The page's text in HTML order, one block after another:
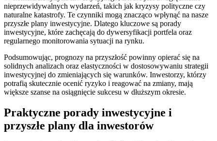
nieprzewidywalnych wydarzeń, takich jak kryzysy polityczne czy
naturalne katastrofy. Te czynniki mogą znacząco wpłynąć na nasze
przyszłe plany inwestycyjne. Dlatego kluczowe są porady
inwestycyjne, które zachęcają do dywersyfikacji portfela oraz
regularnego monitorowania sytuacji na rynku.
Podsumowując, prognozy na przyszłość powinny opierać się na
solidnych analizach oraz elastyczności w dostosowywaniu strategii
inwestycyjnej do zmieniających się warunków. Inwestorzy, którzy
potrafią skutecznie ocenić ryzyko i reagować na zmiany, mają
większe szanse na osiągnięcie sukcesu w dłuższym okresie.
Praktyczne porady inwestycyjne i
przyszłe plany dla inwestorów